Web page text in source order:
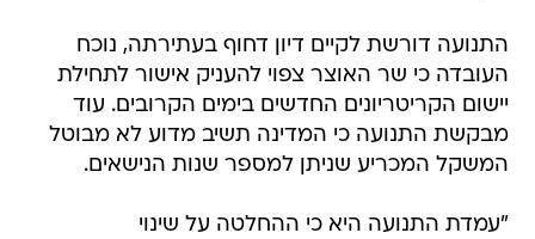
התנועה דורשת לקיים דיון דחוף בעתירתה, נוכח
העובדה כי שר האוצר צפוי להעניק אישור לתחילת
יישום הקריטריונים החדשים בימים הקרובים. עוד
מבקשת התנועה כי המדינה תשיב מדוע לא מבוטל
המשקל המכריע שניתן למספר שנות הנישאים.
"עמדת התנועה היא כי ההחלטה על שינוי